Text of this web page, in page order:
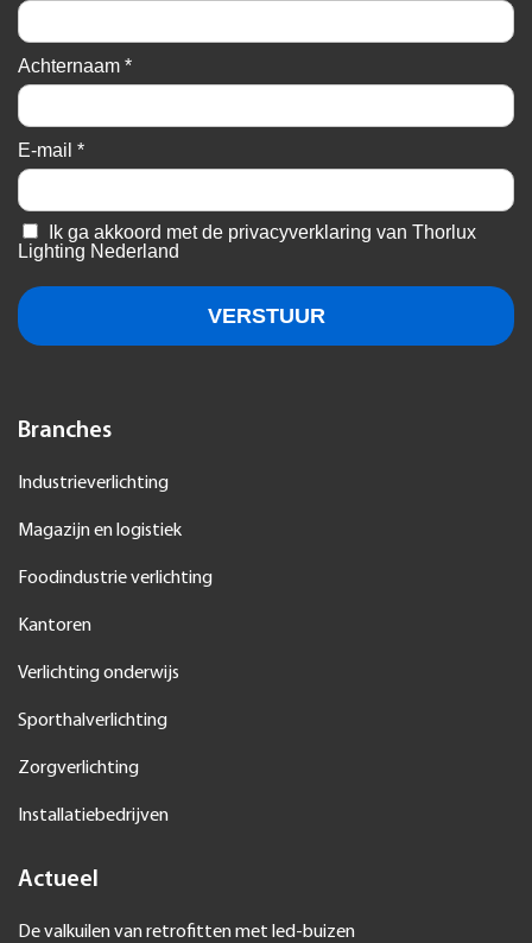
Branches
Industrieverlichting
Magazijn en logistiek
Foodindustrie verlichting
Kantoren
Verlichting onderwijs
Sporthalverlichting
Zorgverlichting
Installatiebedrijven
Actueel
De valkuilen van retrofitten met led-buizen